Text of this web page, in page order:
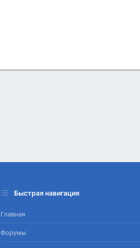
Быстрая навигация
Главная
Форумы